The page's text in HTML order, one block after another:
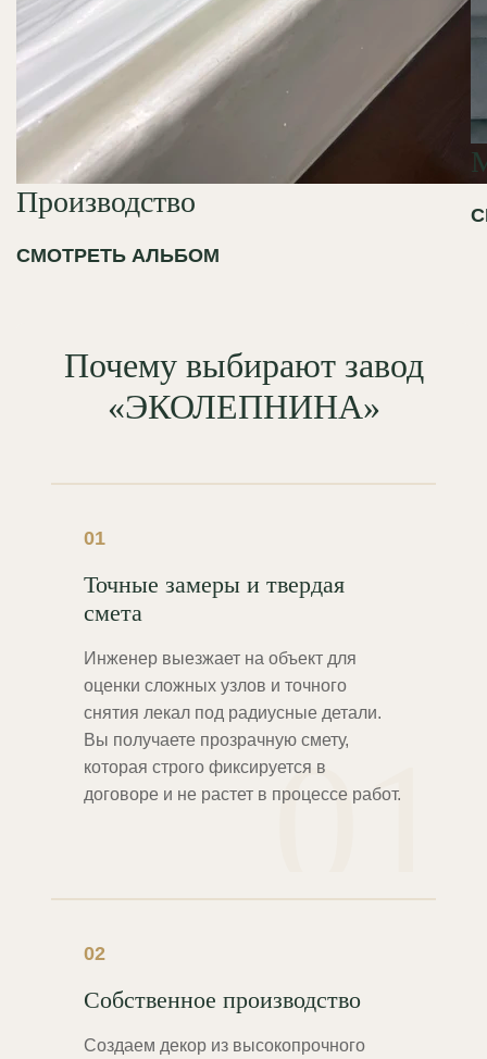
Производство
СМОТРЕТЬ АЛЬБОМ
Почему выбирают завод
«ЭКОЛЕПНИНА»
01
01
Точные замеры и твердая
смета
Инженер выезжает на объект для
оценки сложных узлов и точного
снятия лекал под радиусные детали.
Вы получаете прозрачную смету,
которая строго фиксируется в
договоре и не растет в процессе работ.
02
Собственное производство
Создаем декор из высокопрочного